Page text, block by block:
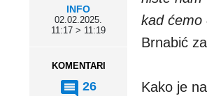
INFO
02.02.2025.
11:17 > 11:19
KOMENTARI
26
kad ćemo
Brnabić
Kako je